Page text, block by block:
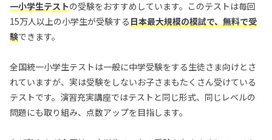
一小学生テストの受験をおすすめしています。このテストは毎回
15万人以上の小学生が受験する日本最大規模の模試で、無料で受
験できます。
全国統一小学生テストは一般に中学受験をする生徒さま向けとさ
れていますが、実は受験をしないお子さまもたくさん受けている
テストです。演習充実講座ではテストと同じ形式、同じレベルの
問題にも取り組み、点数アップを目指します。